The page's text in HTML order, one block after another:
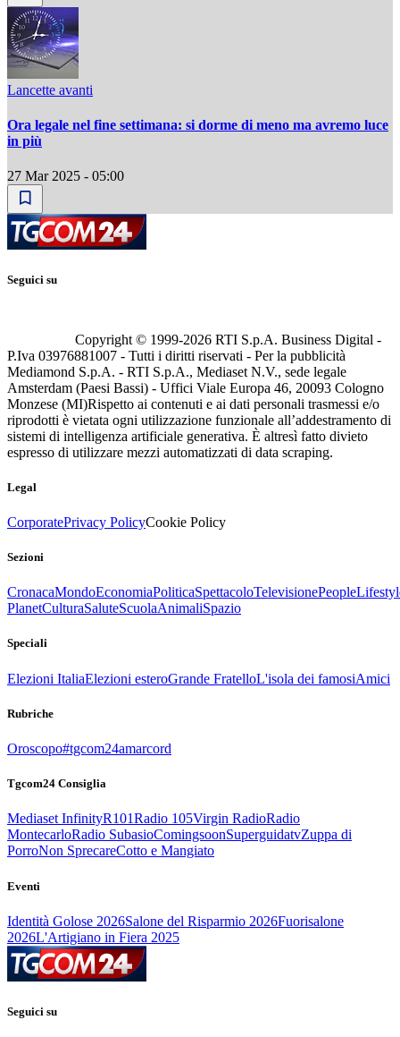
Lancette avanti
Ora legale nel fine settimana: si dorme di meno ma avremo luce
in più
27 Mar 2025 - 05:00
Seguici su
Copyright © 1999-2026 RTI S.p.A. Business Digital -
P.Iva 03976881007 - Tutti i diritti riservati - Per la pubblicità
Mediamond S.p.A. - RTI S.p.A., Mediaset N.V., sede legale
Amsterdam (Paesi Bassi) - Uffici Viale Europa 46, 20093 Cologno
Monzese (MI)Rispetto ai contenuti e ai dati personali trasmessi e/o
riprodotti è vietata ogni utilizzazione funzionale all’addestramento di
sistemi di intelligenza artificiale generativa. È altresì fatto divieto
espresso di utilizzare mezzi automatizzati di data scraping.
Legal
CorporatePrivacy PolicyCookie Policy
Sezioni
CronacaMondoEconomiaPoliticaSpettacoloTelevisionePeople
PlanetCulturaSaluteScuolaAnimaliSpazio
Speciali
Elezioni ItaliaElezioni esteroGrande FratelloL'isola dei famosiAmici
Rubriche
Oroscopo#tgcom24amarcord
Tgcom24 Consiglia
Mediaset InfinityR101Radio 105Virgin RadioRadio
MontecarloRadio SubasioComingsoonSuperguidatvZuppa di
PorroNon SprecareCotto e Mangiato
Eventi
Identità Golose 2026Salone del Risparmio 2026Fuorisalone
2026L'Artigiano in Fiera 2025
Seguici su